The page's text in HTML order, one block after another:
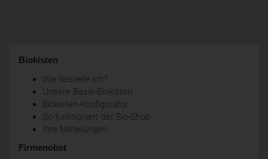
Biokisten
Wie bestelle ich?
Unsere Basis-Biokisten
Biokisten-Konfigurator
So funktioniert der Bio-Shop
Ihre Mitteilungen
Firmenobst